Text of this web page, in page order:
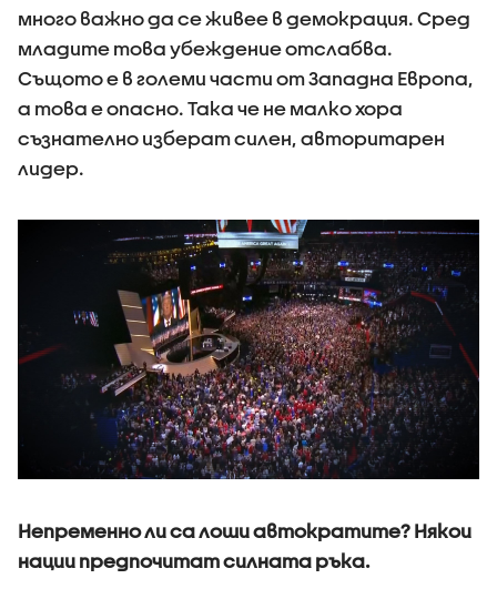
много важно да се живее в демокрация. Сред
младите това убеждение отслабва.
Същото е в големи части от Западна Европа,
а това е опасно. Така че не малко хора
съзнателно изберат силен, авторитарен
лидер.
Непременно ли са лоши автократите? Някои
нации предпочитат силната ръка.